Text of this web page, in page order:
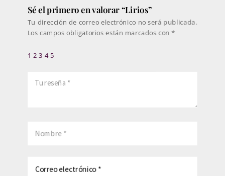
Sé el primero en valorar “Lirios”
Tu dirección de correo electrónico no será publicada.
Los campos obligatorios están marcados con*
1 2 3 4 5